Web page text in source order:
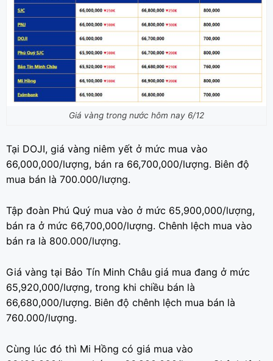
Giá vàng trong nước hôm nay 6/12
Tại DOJI, giá vàng niêm yết ở mức mua vào
66,000,000/lượng, bán ra 66,700,000/lượng. Biên độ
mua bán là 700.000/lượng.
Tập đoàn Phú Quý mua vào ở mức 65,900,000/lượng,
bán ra ở mức 66,700,000/lượng. Chênh lệch mua vào
bán ra là 800.000/lượng.
Giá vàng tại Bảo Tín Minh Châu giá mua đang ở mức
65,920,000/lượng, trong khi chiều bán là
66,680,000/lượng. Biên độ chênh lệch mua bán là
760.000/lượng.
Cùng lúc đó thì Mi Hồng có giá mua vào